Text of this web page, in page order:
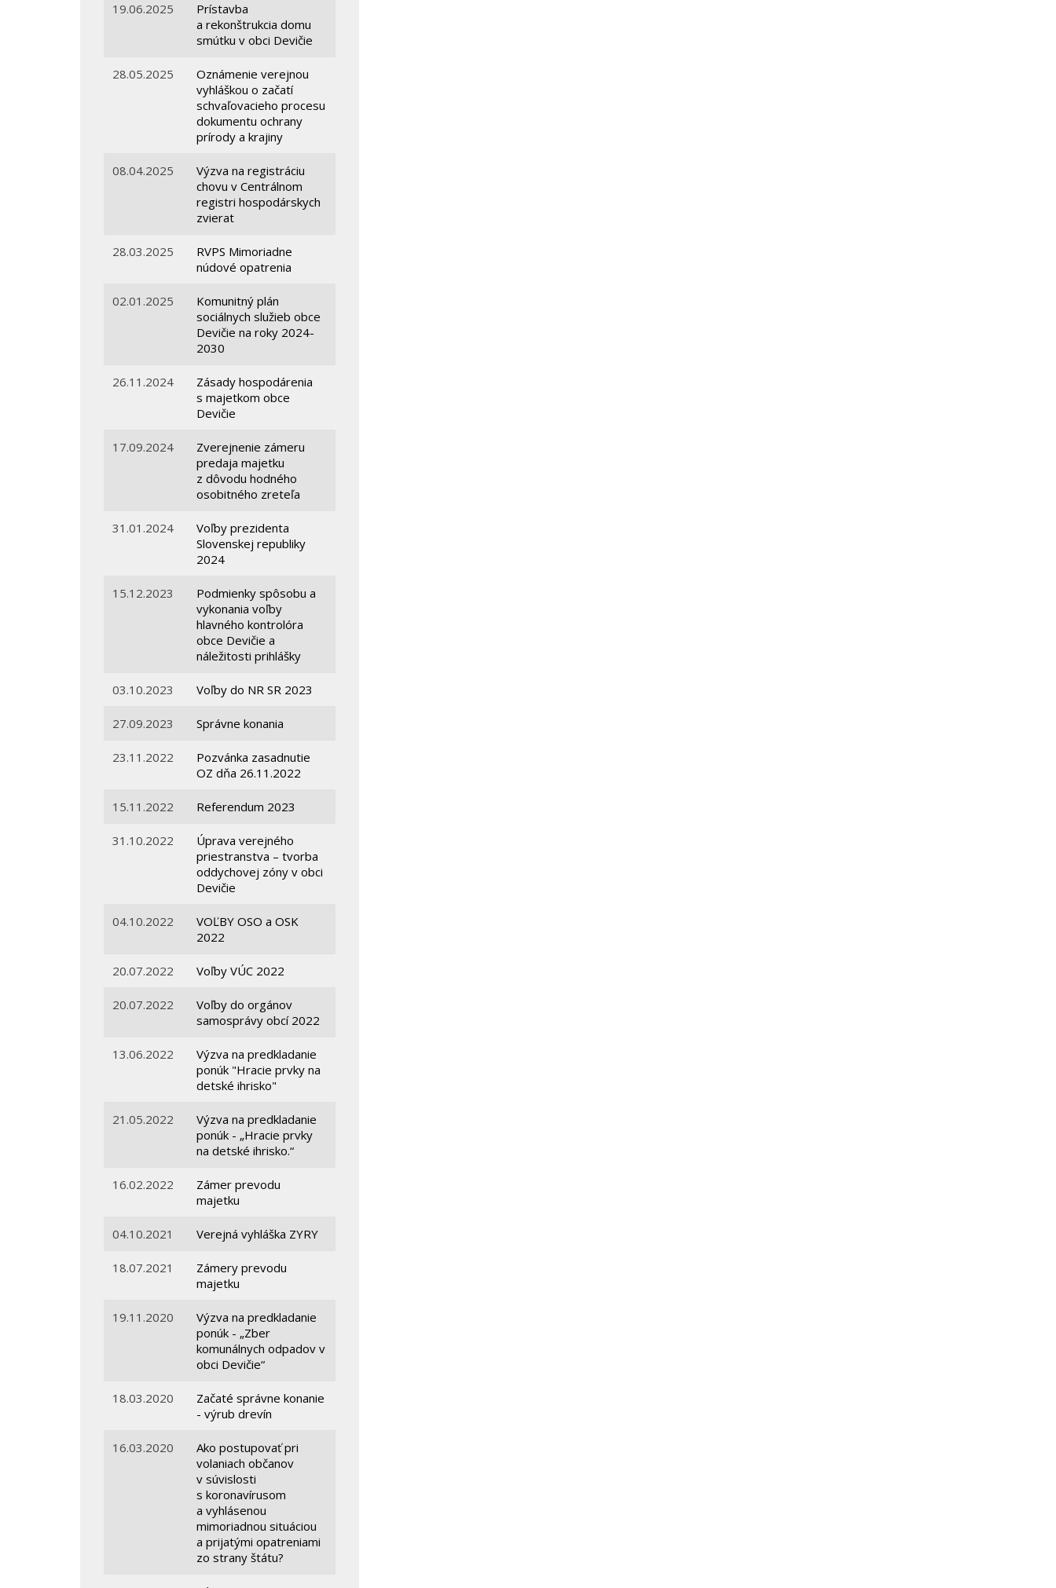
19.06.2025
Prístavba
a rekonštrukcia domu
smútku v obci Devičie
28.05.2025
Oznámenie verejnou
vyhláškou o začatí
schvaľovacieho procesu
dokumentu ochrany
prírody a krajiny
08.04.2025
Výzva na registráciu
chovu v Centrálnom
registri hospodárskych
zvierat
28.03.2025
RVPS Mimoriadne
núdové opatrenia
02.01.2025
Komunitný plán
sociálnych služieb obce
Devičie na roky 2024-
2030
26.11.2024
Zásady hospodárenia
s majetkom obce
Devičie
17.09.2024
Zverejnenie zámeru
predaja majetku
z dôvodu hodného
osobitného zreteľa
31.01.2024
Voľby prezidenta
Slovenskej republiky
2024
15.12.2023
Podmienky spôsobu a
vykonania voľby
hlavného kontrolóra
obce Devičie a
náležitosti prihlášky
03.10.2023 Voľby do NR SR 2023
27.09.2023 Správne konania
23.11.2022
Pozvánka zasadnutie
OZ dňa 26.11.2022
15.11.2022 Referendum 2023
31.10.2022
Úprava verejného
priestranstva – tvorba
oddychovej zóny v obci
Devičie
04.10.2022
VOĽBY OSO a OSK
2022
20.07.2022 Voľby VÚC 2022
20.07.2022
Voľby do orgánov
samosprávy obcí 2022
13.06.2022
Výzva na predkladanie
ponúk "Hracie prvky na
detské ihrisko"
21.05.2022
Výzva na predkladanie
ponúk - „Hracie prvky
na detské ihrisko.“
16.02.2022
Zámer prevodu
majetku
04.10.2021 Verejná vyhláška ZYRY
18.07.2021
Zámery prevodu
majetku
19.11.2020
Výzva na predkladanie
ponúk - „Zber
komunálnych odpadov v
obci Devičie“
18.03.2020
Začaté správne konanie
- výrub drevín
16.03.2020
Ako postupovať pri
volaniach občanov
v súvislosti
s koronavírusom
a vyhlásenou
mimoriadnou situáciou
a prijatými opatreniami
zo strany štátu?